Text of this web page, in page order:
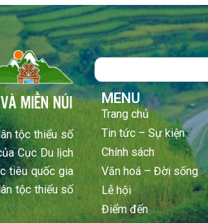
tộc thiểu số
Cục Du lịch
tiêu quốc gia
tộc thiểu số
Search
MENU
Trang chủ
Tin tức – Sự kiện
Chính sách
Văn hoá – Đời sống
Lễ hội
Điểm đến